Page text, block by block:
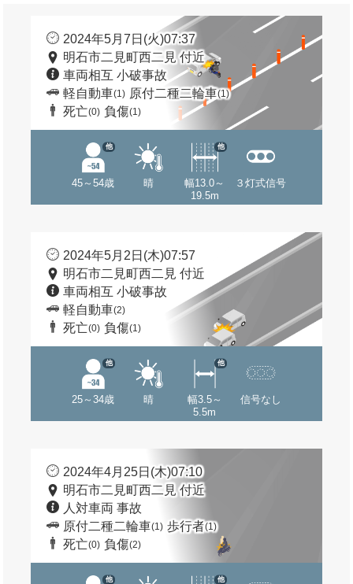
2024年5月7日(火)07:37
明石市二見町西二見 付近
車両相互 小破事故
軽自動車(1) 原付二種二輪車(1)
死亡(0) 負傷(1)
45～54歳
他
晴
幅13.0～
19.5m
他
３灯式信号
2024年5月2日(木)07:57
明石市二見町西二見 付近
車両相互 小破事故
軽自動車(2)
死亡(0) 負傷(1)
25～34歳
他
晴
幅3.5～
5.5m
他
信号なし
2024年4月25日(木)07:10
明石市二見町西二見 付近
人対車両 事故
原付二種二輪車(1) 歩行者(1)
死亡(0) 負傷(2)
他 他